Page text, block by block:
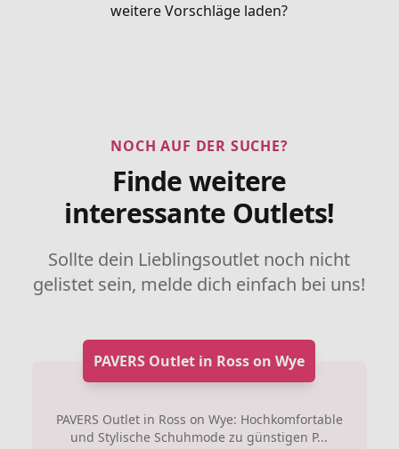
weitere Vorschläge laden?
NOCH AUF DER SUCHE?
Finde weitere
interessante Outlets!
Sollte dein Lieblingsoutlet noch nicht
gelistet sein, melde dich einfach bei uns!
PAVERS Outlet in Ross on Wye
PAVERS Outlet in Ross on Wye: Hochkomfortable
und Stylische Schuhmode zu günstigen P...